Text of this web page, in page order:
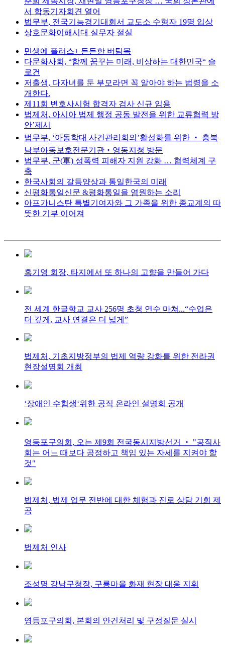
서 합동기자회견 열어
법무부, 전국기능경기대회서 교도소 수형자 19명 입상
상호문화이해시대 실무자 절실
민생에 플러스+ 든든한 버팀목
다문화사회, “함께 꿈꾸는 미래, 비상하는 대한민국“ 슬
로건
저출생, 다자녀를 둔 부모라면 꼭 알아야 하는 법령을 소
개한다.
제11회 변호사시험 합격자 검사 신규 임용
법제처, 아시아 법제 행정 공동 발전을 위한 교류협력 방
안’제시
법무부, ‘아동학대 사건관리회의’활성화를 위한 ‧ 충북
남부아동보호전문기관‧영동지청 방문
법무부, 군(軍) 성폭력 피해자 지원 강화 … 협력체계 구
축
한국사회의 갈등양상과 통일한국의 미래
신평화통일신문 &평화통일을 염원하는 소리
아프가니스탄 특별기여자와 그 가족을 위한 종교계의 따
뜻한 기부 이어져
홍기영 회장, 타지에서 또 하나의 고향을 만들어 가다
전 세계 한글학교 교사 256명 초청 연수 마쳐...“수업은
더 깊게, 교사 연결은 더 넓게”
법제처, 기초지방정부의 법제 역량 강화를 위한 전라권
현장설명회 개최
‘장애인 수험생‘위한 공직 온라인 설명회 공개
영등포구의회, 오는 제9회 전국동시지방선거 ‧ "공직사
회는 어느 때보다 공정하고 책임 있는 자세를 지켜야 할
것"
법제처, 법제 업무 전반에 대한 체험과 진로 상담 기회 제
공
법제처 인사
조성명 강남구청장, 구룡마을 화재 현장 대응 지휘
영등포구의회, 본회의 안건처리 및 구정질문 실시